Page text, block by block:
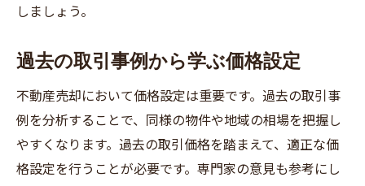
しましょう。
過去の取引事例から学ぶ価格設定
不動産売却において価格設定は重要です。過去の取引事
例を分析することで、同様の物件や地域の相場を把握し
やすくなります。過去の取引価格を踏まえて、適正な価
格設定を行うことが必要です。専門家の意見も参考にし